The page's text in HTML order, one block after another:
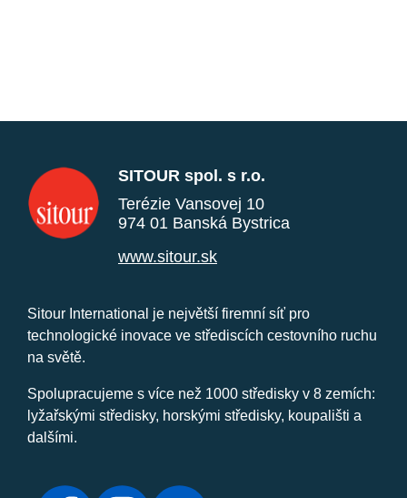
SITOUR spol. s r.o.
Terézie Vansovej 10
974 01 Banská Bystrica
www.sitour.sk
Sitour International je největší firemní síť pro
technologické inovace ve střediscích cestovního ruchu
na světě.
Spolupracujeme s více než 1000 středisky v 8 zemích:
lyžařskými středisky, horskými středisky, koupališti a
dalšími.